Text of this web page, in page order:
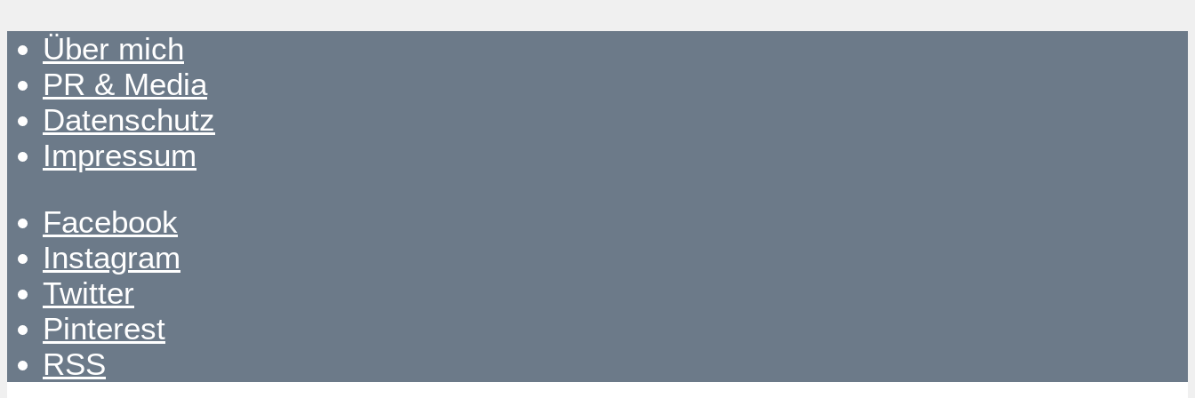
Über mich
PR & Media
Datenschutz
Impressum
Facebook
Instagram
Twitter
Pinterest
RSS